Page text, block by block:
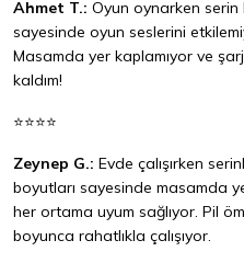
Ahmet T.: Oyun oynarken serin
sayesinde oyun seslerini
Masamda yer kaplamıyor ve
kaldım!
⭐⭐⭐⭐
Zeynep G.: Evde çalışırken
boyutları sayesinde masamda
her ortama uyum sağlıyor. Pil
boyunca rahatlıkla çalışıyor.